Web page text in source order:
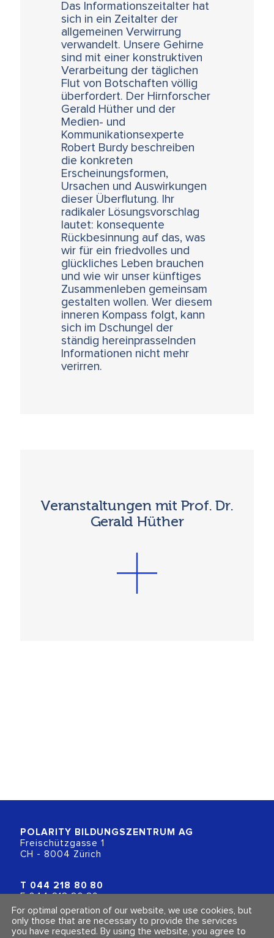
Das Informationszeitalter hat
sich in ein Zeitalter der
allgemeinen Verwirrung
verwandelt. Unsere Gehirne
sind mit einer konstruktiven
Verarbeitung der täglichen
Flut von Botschaften völlig
überfordert. Der Hirnforscher
Gerald Hüther und der
Medien- und
Kommunikationsexperte
Robert Burdy beschreiben
die konkreten
Erscheinungsformen,
Ursachen und Auswirkungen
dieser Überflutung. Ihr
radikaler Lösungsvorschlag
lautet: konsequente
Rückbesinnung auf das, was
wir für ein friedvolles und
glückliches Leben brauchen
und wie wir unser künftiges
Zusammenleben gemeinsam
gestalten wollen. Wer diesem
inneren Kompass folgt, kann
sich im Dschungel der
ständig hereinprasselnden
Informationen nicht mehr
verirren.
Veranstaltungen mit Prof. Dr.
Gerald Hüther
POLARITY BILDUNGSZENTRUM AG
Freischützgasse 1
CH - 8004 Zürich
T 044 218 80 80
F 044 218 80 89
info@polarity.ch
For optimal operation of our website, we use cookies, but
only those that are necessary to provide the services
you have requested. By using the website, you agree to